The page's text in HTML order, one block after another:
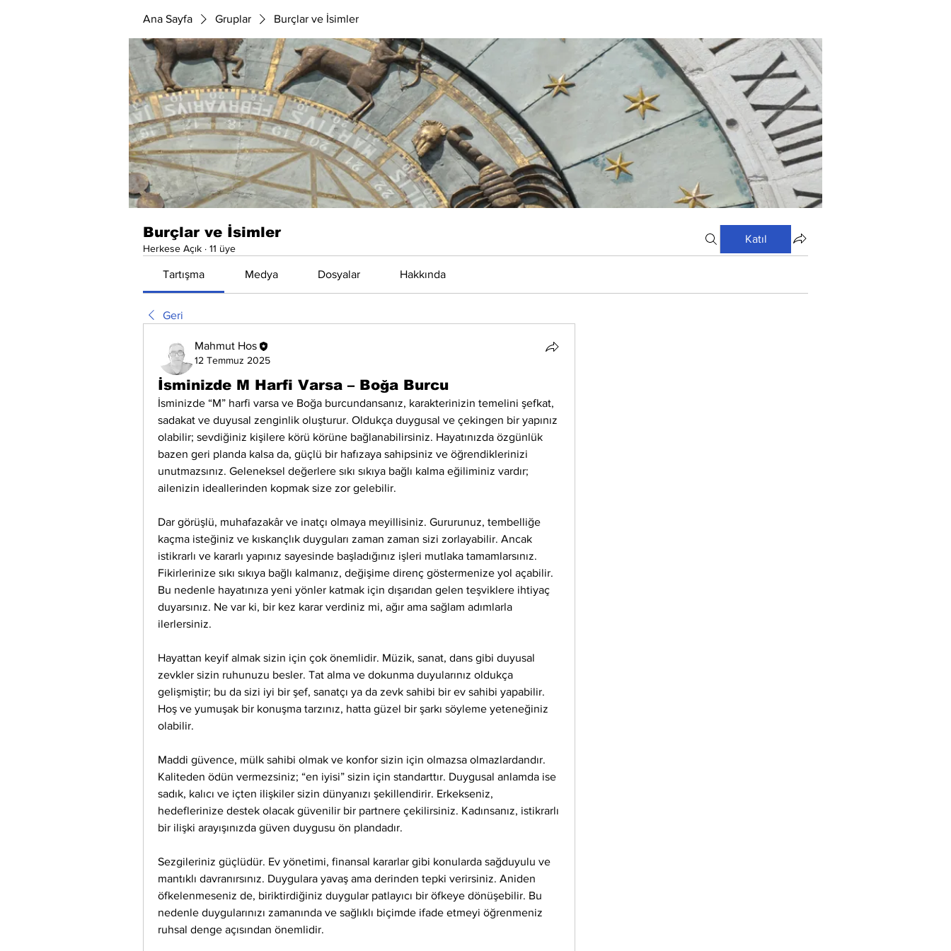
Ana Sayfa Gruplar Burçlar ve İsimler
Burçlar ve İsimler
Herkese Açık · 11 üye
Katıl
Tartışma Medya Dosyalar Hakkında
Geri
Mahmut Hos
12 Temmuz 2025
İsminizde M Harfi Varsa – Boğa Burcu
İsminizde “M” harfi varsa ve Boğa burcundansanız, karakterinizin temelini şefkat,
sadakat ve duyusal zenginlik oluşturur. Oldukça duygusal ve çekingen bir yapınız
olabilir; sevdiğiniz kişilere körü körüne bağlanabilirsiniz. Hayatınızda özgünlük
bazen geri planda kalsa da, güçlü bir hafızaya sahipsiniz ve öğrendiklerinizi
unutmazsınız. Geleneksel değerlere sıkı sıkıya bağlı kalma eğiliminiz vardır;
ailenizin ideallerinden kopmak size zor gelebilir.
Dar görüşlü, muhafazakâr ve inatçı olmaya meyillisiniz. Gururunuz, tembelliğe
kaçma isteğiniz ve kıskançlık duyguları zaman zaman sizi zorlayabilir. Ancak
istikrarlı ve kararlı yapınız sayesinde başladığınız işleri mutlaka tamamlarsınız.
Fikirlerinize sıkı sıkıya bağlı kalmanız, değişime direnç göstermenize yol açabilir.
Bu nedenle hayatınıza yeni yönler katmak için dışarıdan gelen teşviklere ihtiyaç
duyarsınız. Ne var ki, bir kez karar verdiniz mi, ağır ama sağlam adımlarla
ilerlersiniz.
Hayattan keyif almak sizin için çok önemlidir. Müzik, sanat, dans gibi duyusal
zevkler sizin ruhunuzu besler. Tat alma ve dokunma duyularınız oldukça
gelişmiştir; bu da sizi iyi bir şef, sanatçı ya da zevk sahibi bir ev sahibi yapabilir.
Hoş ve yumuşak bir konuşma tarzınız, hatta güzel bir şarkı söyleme yeteneğiniz
olabilir.
Maddi güvence, mülk sahibi olmak ve konfor sizin için olmazsa olmazlardandır.
Kaliteden ödün vermezsiniz; “en iyisi” sizin için standarttır. Duygusal anlamda ise
sadık, kalıcı ve içten ilişkiler sizin dünyanızı şekillendirir. Erkekseniz,
hedeflerinize destek olacak güvenilir bir partnere çekilirsiniz. Kadınsanız, istikrarlı
bir ilişki arayışınızda güven duygusu ön plandadır.
Sezgileriniz güçlüdür. Ev yönetimi, finansal kararlar gibi konularda sağduyulu ve
mantıklı davranırsınız. Duygulara yavaş ama derinden tepki verirsiniz. Aniden
öfkelenmeseniz de, biriktirdiğiniz duygular patlayıcı bir öfkeye dönüşebilir. Bu
nedenle duygularınızı zamanında ve sağlıklı biçimde ifade etmeyi öğrenmeniz
ruhsal denge açısından önemlidir.